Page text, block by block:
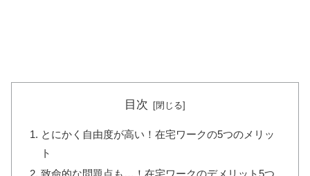
目次
とにかく自由度が高い！在宅ワークの5つのメリッ
ト